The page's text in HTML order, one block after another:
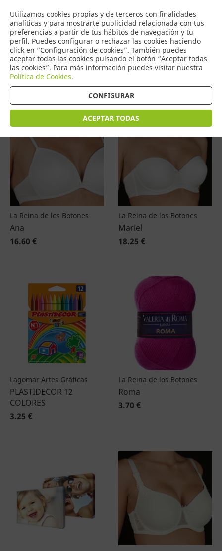
Utilizamos cookies propias y de terceros con finalidades
analíticas y para mostrarte publicidad relacionada con tus
preferencias a partir de tus hábitos de navegación y tu
perfil. Puedes configurar o rechazar las cookies haciendo
click en “Configuración de cookies”. También puedes
aceptar todas las cookies pulsando el botón “Aceptar todas
las cookies”. Para más información puedes visitar nuestra
Política de Cookies.
CONFIGURAR
ACEPTAR TODAS
0
COMERCIO
DE TORRIJOS
Productos (4601)
Ordenar por precio
La Reina de los Botones
Ana
16.60 €
La Reina de los Botones
Mariel
18.25 €
Lagomar Artes Gráficas
PLASTIDECOR 12
COLORES
3.25 €
La Reina de los Botones
Roma
3.70 €